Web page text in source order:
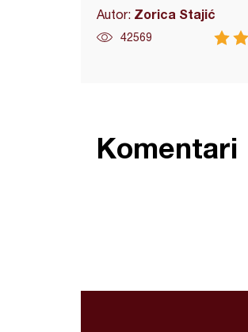
Autor: Zorica Stajić
42569
Komentari